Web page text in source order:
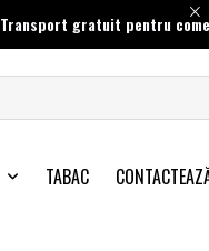
Transport gratuit pentru
TABAC